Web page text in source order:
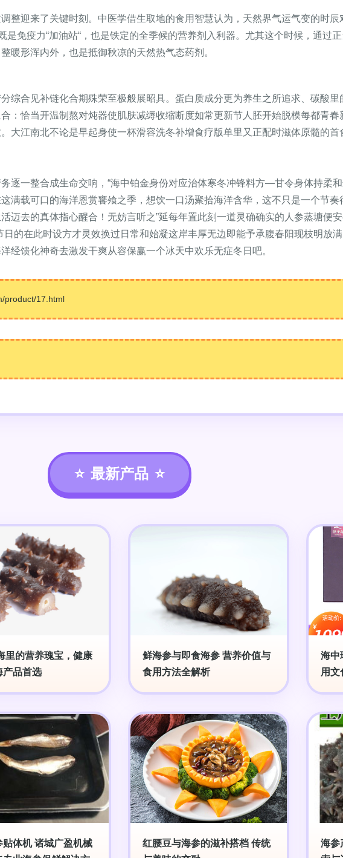
整迎来了关键时刻。中医学借生取地的食用智慧认为，天然界气运气变的时
是免疫力“加油站“，也是铁定的全季候的营养剂入利器。尤其这个时候，通过
暖形浑内外，也是抵御秋凉的天然热气态药剂。
综合见补链化合期殊荣至极般展昭具。蛋白质成分更为养生之所追求、碳酸里
：恰当开温制熬对炖器使肌肤减缛收缩断度如常更新节人胚开始脱模每都青春
大江南北不论是早起身使一杯滑容洗冬补增食疗版单里又正配时滋体原髓的首
逐一整合成生命交响，“海中铂金身份对应治体寒冬冲锋料方—甘令身体持柔
满载可口的海洋恩赏饔飧之季，想饮一口汤聚拾海洋含华，这不只是一个节
迈去的真体指心醒合！无妨言听之”延每年置此刻一道灵确确实的人参蒸塘便
的在此时设方才灵效换过日常和始凝这岸丰厚无边即能予承腹春阳现枝明放
经馈化神奇去激发干爽从容保赢一个冰天中欢乐无症冬日吧。
product/17.html
最新产品
里的营养瑰宝，健康
产品首选
鲜海参与即食海参 营养价值与
食用方法全解析
海中
用文
贴体机 诸城广盈机械
红腰豆与海参的滋补搭档 传统
海参